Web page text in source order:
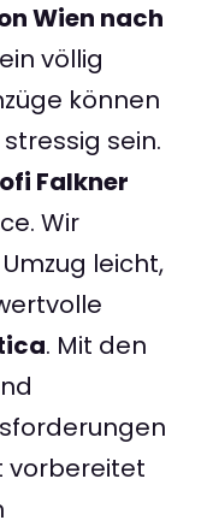
Wien nach
völlig
können
sein.
Falkner
Wir
leicht,
. Mit den
vorbereitet